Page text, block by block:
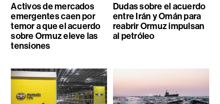
Activos de mercados
emergentes caen por
temor a que el acuerdo
sobre Ormuz eleve las
tensiones
Dudas sobre el acuerdo
entre Irán y Omán para
reabrir Ormuz impulsan
al petróleo